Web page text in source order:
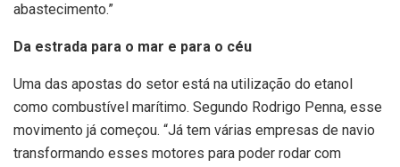
abastecimento.”
Da estrada para o mar e para o céu
Uma das apostas do setor está na utilização do etanol
como combustível marítimo. Segundo Rodrigo Penna, esse
movimento já começou. “Já tem várias empresas de navio
transformando esses motores para poder rodar com